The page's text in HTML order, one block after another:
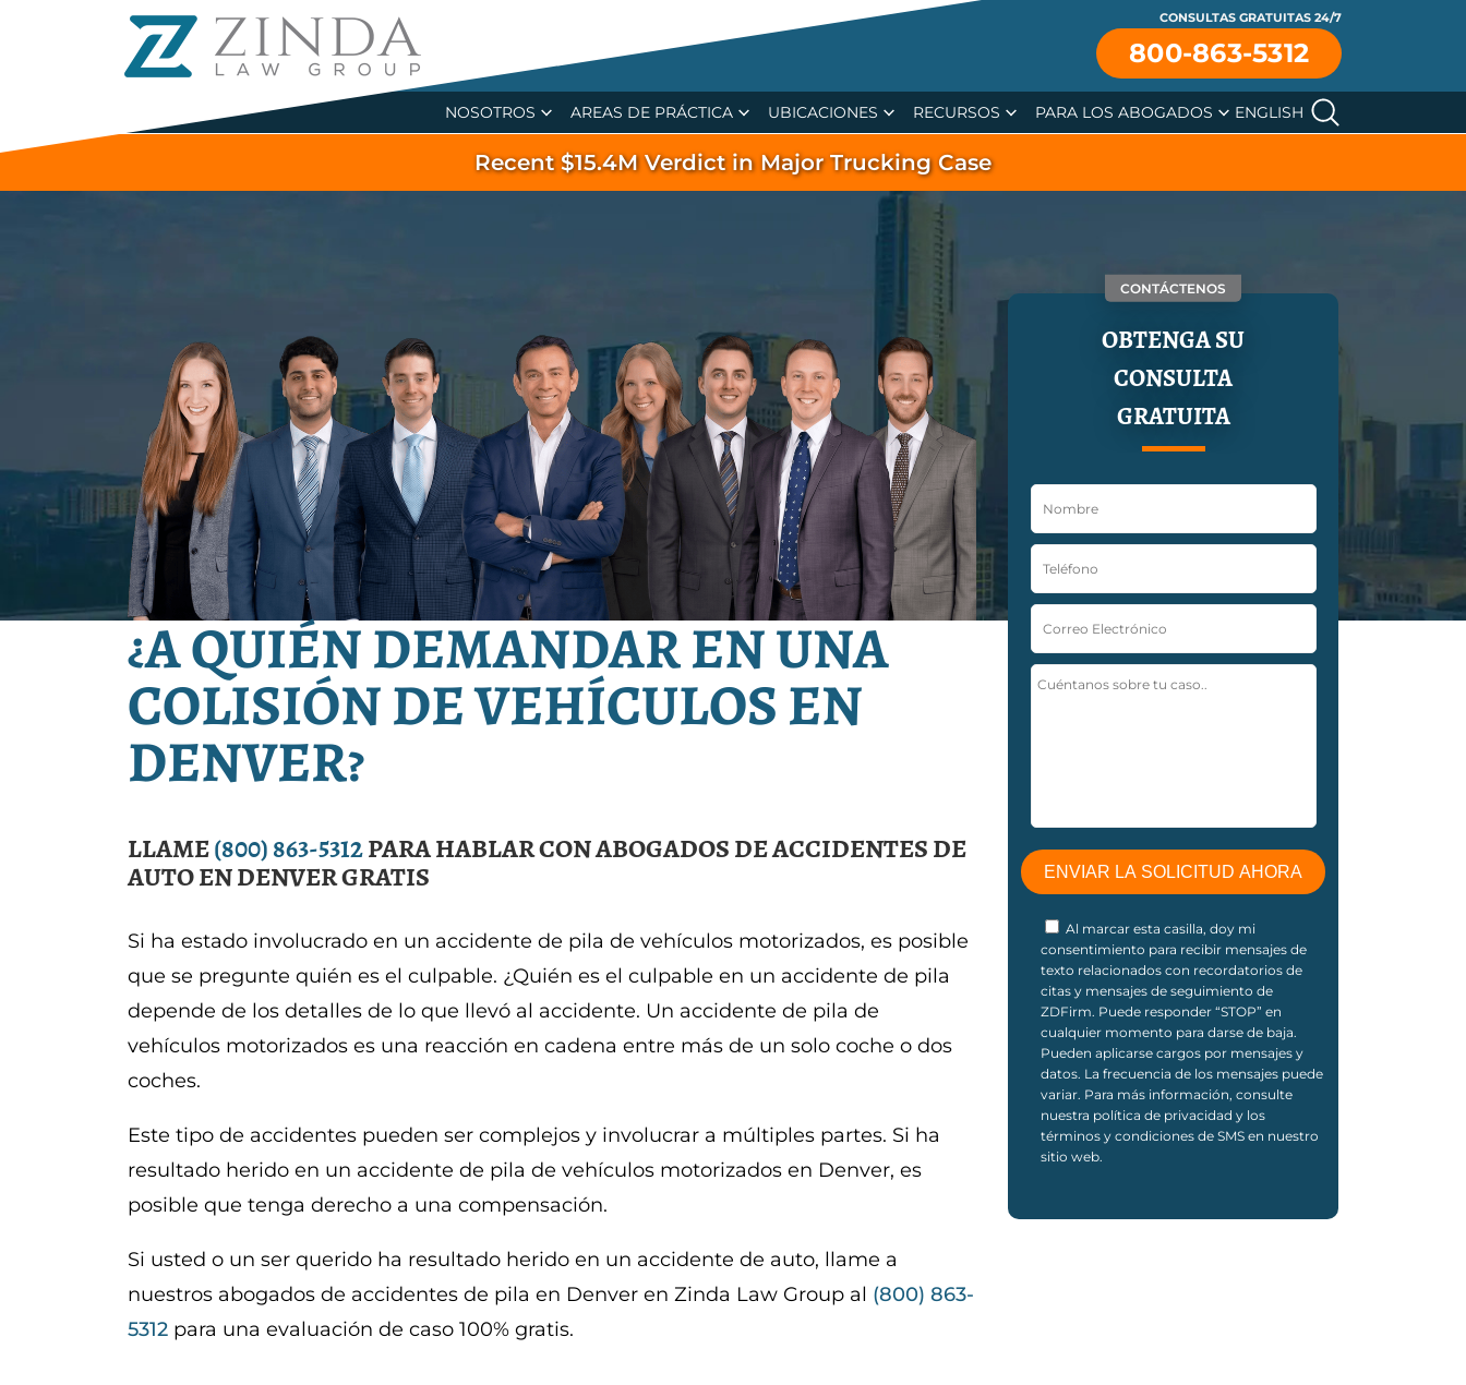
CONSULTAS GRATUITAS 24/7
800-863-5312
NOSOTROS AREAS DE PRÁCTICA UBICACIONES RECURSOS PARA LOS ABOGADOS ENGLISH
Recent $15.4M Verdict in Major Trucking Case
¿A QUIÉN DEMANDAR EN UNA
COLISIÓN DE VEHÍCULOS EN
DENVER?
LLAME(800) 863-5312PARA HABLAR CON ABOGADOS DE ACCIDENTES DE
AUTO EN DENVER GRATIS
Si ha estado involucrado en un accidente de pila de vehículos motorizados, es posible
que se pregunte quién es el culpable. ¿Quién es el culpable en un accidente de pila
depende de los detalles de lo que llevó al accidente. Un accidente de pila de
vehículos motorizados es una reacción en cadena entre más de un solo coche o dos
coches.
Este tipo de accidentes pueden ser complejos y involucrar a múltiples partes. Si ha
resultado herido en un accidente de pila de vehículos motorizados en Denver, es
posible que tenga derecho a una compensación.
Si usted o un ser querido ha resultado herido en un accidente de auto, llame a
nuestros abogados de accidentes de pila en Denver en Zinda Law Group al (800) 863-
5312 para una evaluación de caso 100% gratis.
CONTÁCTENOS
OBTENGA SU
CONSULTA
GRATUITA
Al marcar esta casilla, doy mi
consentimiento para recibir mensajes de
texto relacionados con recordatorios de
citas y mensajes de seguimiento de
ZDFirm. Puede responder “STOP” en
cualquier momento para darse de baja.
Pueden aplicarse cargos por mensajes y
datos. La frecuencia de los mensajes puede
variar. Para más información, consulte
nuestra política de privacidad y los
términos y condiciones de SMS en nuestro
sitio web.